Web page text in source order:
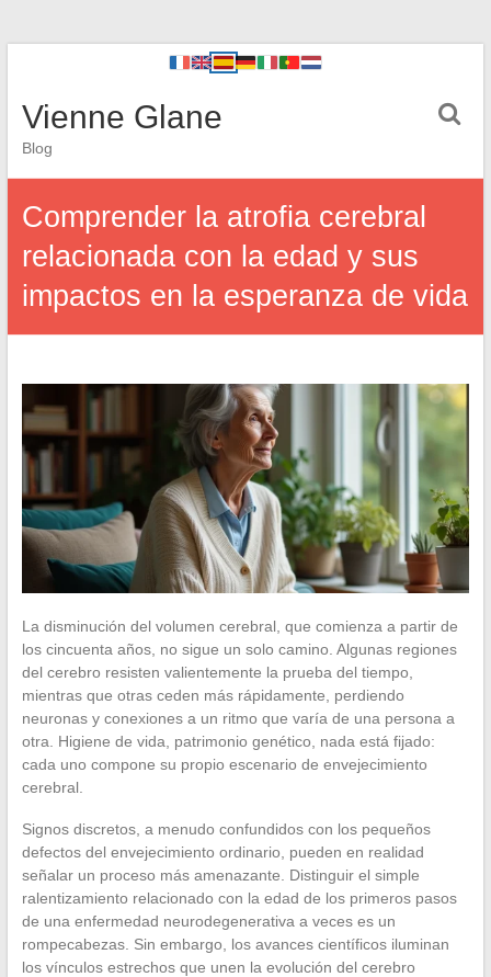
Vienne Glane
Blog
Comprender la atrofia cerebral
relacionada con la edad y sus
impactos en la esperanza de vida
La disminución del volumen cerebral, que comienza a partir de
los cincuenta años, no sigue un solo camino. Algunas regiones
del cerebro resisten valientemente la prueba del tiempo,
mientras que otras ceden más rápidamente, perdiendo
neuronas y conexiones a un ritmo que varía de una persona a
otra. Higiene de vida, patrimonio genético, nada está fijado:
cada uno compone su propio escenario de envejecimiento
cerebral.
Signos discretos, a menudo confundidos con los pequeños
defectos del envejecimiento ordinario, pueden en realidad
señalar un proceso más amenazante. Distinguir el simple
ralentizamiento relacionado con la edad de los primeros pasos
de una enfermedad neurodegenerativa a veces es un
rompecabezas. Sin embargo, los avances científicos iluminan
los vínculos estrechos que unen la evolución del cerebro